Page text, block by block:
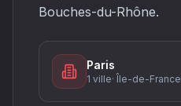
Bouches-du-Rhône.
Paris
1 ville· Île-de-France